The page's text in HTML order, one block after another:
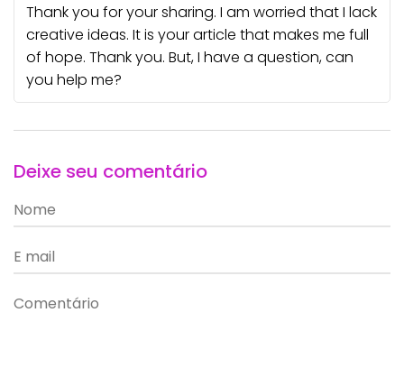
Thank you for your sharing. I am worried that I lack
creative ideas. It is your article that makes me full
of hope. Thank you. But, I have a question, can
you help me?
Deixe seu comentário